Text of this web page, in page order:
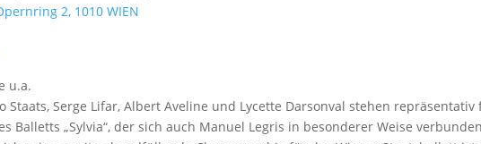
2, 1010 WIEN
u.a.
Staats, Serge Lifar, Albert Aveline und Lycette Darsonval stehen repräsentativ
Balletts „Sylvia“, der sich auch Manuel Legris in besonderer Weise verbunden